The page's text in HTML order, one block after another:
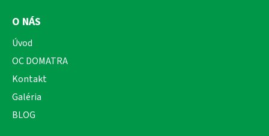
O NÁS
Úvod
OC DOMATRA
Kontakt
Galéria
BLOG